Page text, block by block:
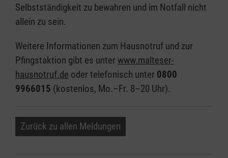
Selbstständigkeit zu bewahren und im Notfall nicht
allein zu sein.
Weitere Informationen zum Hausnotruf und zur
Pfingstaktion gibt es unter www.malteser-
hausnotruf.de oder telefonisch unter 0800
9966015 (kostenlos, Mo.–Fr. 8–20 Uhr).
Zurück zu allen Meldungen